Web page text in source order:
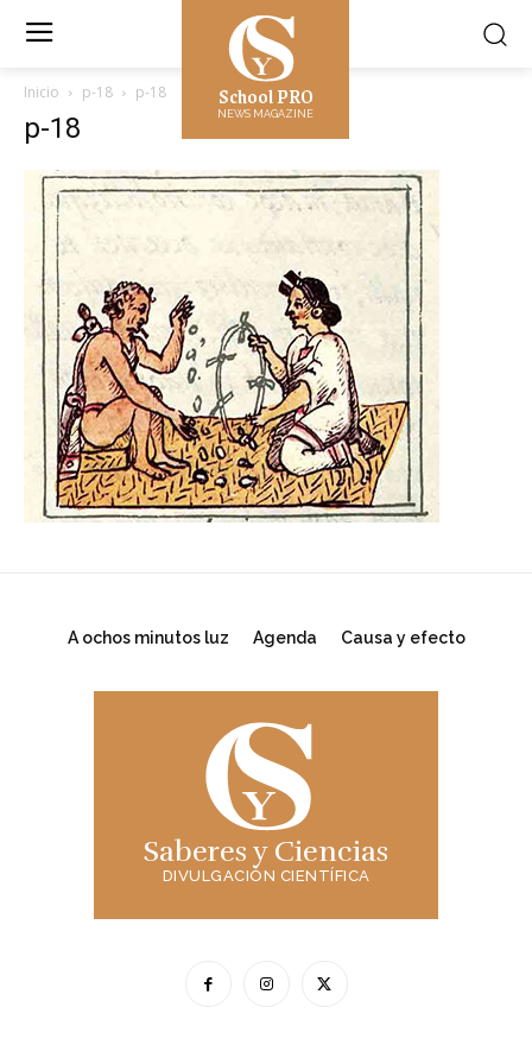
School PRO
NEWS MAGAZINE
Inicio p-18 p-18
p-18
A ochos minutos luz Agenda Causa y efecto
Saberes y Ciencias
DIVULGACIÓN CIENTÍFICA